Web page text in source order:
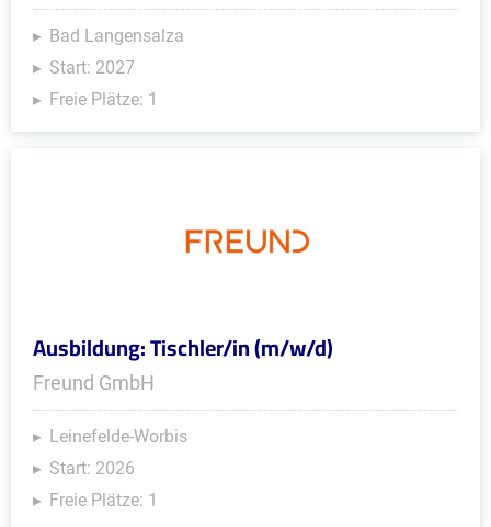
Bad Langensalza
Start: 2027
Freie Plätze: 1
Ausbildung: Tischler/in (m/w/d)
Freund GmbH
Leinefelde-Worbis
Start: 2026
Freie Plätze: 1